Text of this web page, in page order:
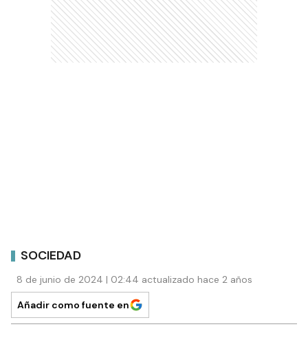
SOCIEDAD
8 de junio de 2024 | 02:44 actualizado hace 2 años
Añadir como fuente en